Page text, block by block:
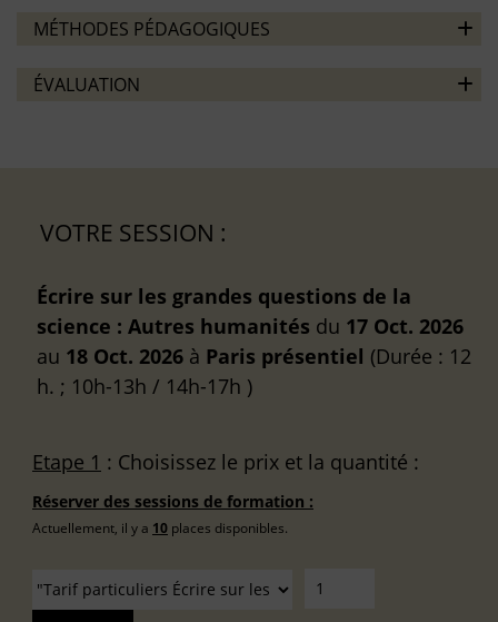
MÉTHODES PÉDAGOGIQUES
ÉVALUATION
VOTRE SESSION :
Écrire sur les grandes questions de la
science : Autres humanités du 17 Oct. 2026
au 18 Oct. 2026 à Paris présentiel (Durée : 12
h. ; 10h-13h / 14h-17h )
Etape 1 : Choisissez le prix et la quantité :
Réserver des sessions de formation :
Actuellement, il y a 10 places disponibles.